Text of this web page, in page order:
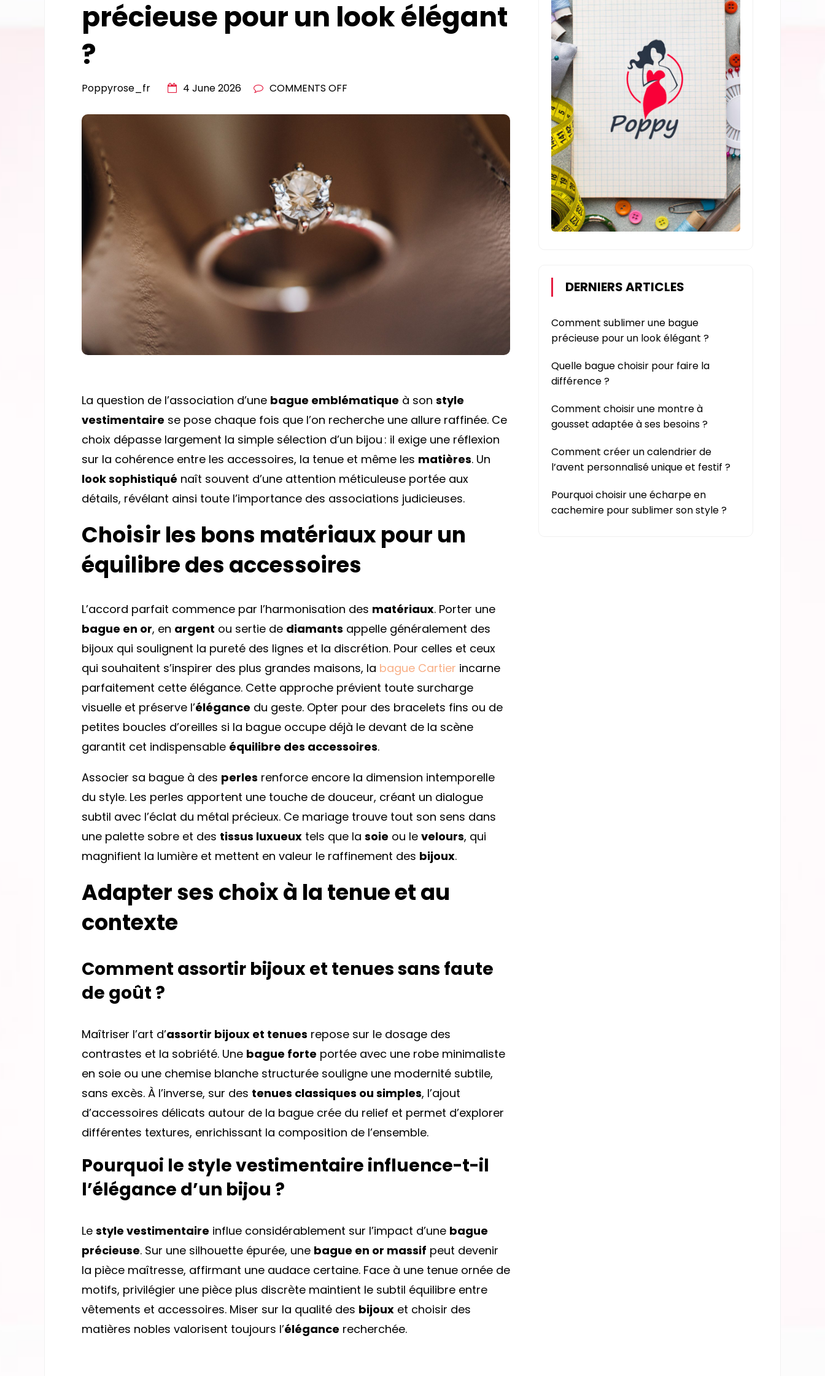
précieuse pour un look élégant
?
Poppyrose_fr 4 June 2026 COMMENTS OFF
UN
LOOK
ÉLÉGANT
La question de l’association d’une bague emblématique à son style
vestimentaire se pose chaque fois que l’on recherche une allure raffinée. Ce
choix dépasse largement la simple sélection d’un bijou : il exige une réflexion
sur la cohérence entre les accessoires, la tenue et même les matières. Un
look sophistiqué naît souvent d’une attention méticuleuse portée aux
détails, révélant ainsi toute l’importance des associations judicieuses.
Choisir les bons matériaux pour un
équilibre des accessoires
L’accord parfait commence par l’harmonisation des matériaux. Porter une
bague en or, en argent ou sertie de diamants appelle généralement des
bijoux qui soulignent la pureté des lignes et la discrétion. Pour celles et ceux
qui souhaitent s’inspirer des plus grandes maisons, la bague Cartier incarne
parfaitement cette élégance. Cette approche prévient toute surcharge
visuelle et préserve l’élégance du geste. Opter pour des bracelets fins ou de
petites boucles d’oreilles si la bague occupe déjà le devant de la scène
garantit cet indispensable équilibre des accessoires.
Associer sa bague à des perles renforce encore la dimension intemporelle
du style. Les perles apportent une touche de douceur, créant un dialogue
subtil avec l’éclat du métal précieux. Ce mariage trouve tout son sens dans
une palette sobre et des tissus luxueux tels que la soie ou le velours, qui
magnifient la lumière et mettent en valeur le raffinement des bijoux.
Adapter ses choix à la tenue et au
contexte
Comment assortir bijoux et tenues sans faute
de goût ?
Maîtriser l’art d’assortir bijoux et tenues repose sur le dosage des
contrastes et la sobriété. Une bague forte portée avec une robe minimaliste
en soie ou une chemise blanche structurée souligne une modernité subtile,
sans excès. À l’inverse, sur des tenues classiques ou simples, l’ajout
d’accessoires délicats autour de la bague crée du relief et permet d’explorer
différentes textures, enrichissant la composition de l’ensemble.
Pourquoi le style vestimentaire influence-t-il
l’élégance d’un bijou ?
Le style vestimentaire influe considérablement sur l’impact d’une bague
précieuse. Sur une silhouette épurée, une bague en or massif peut devenir
la pièce maîtresse, affirmant une audace certaine. Face à une tenue ornée de
motifs, privilégier une pièce plus discrète maintient le subtil équilibre entre
vêtements et accessoires. Miser sur la qualité des bijoux et choisir des
matières nobles valorisent toujours l’élégance recherchée.
DERNIERS ARTICLES
Comment sublimer une bague
précieuse pour un look élégant ?
Quelle bague choisir pour faire la
différence ?
Comment choisir une montre à
gousset adaptée à ses besoins ?
Comment créer un calendrier de
l’avent personnalisé unique et festif ?
Pourquoi choisir une écharpe en
cachemire pour sublimer son style ?